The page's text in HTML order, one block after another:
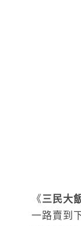
《三民大
一路賣到